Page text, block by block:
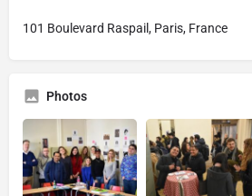
101 Boulevard Raspail, Paris, France
Photos